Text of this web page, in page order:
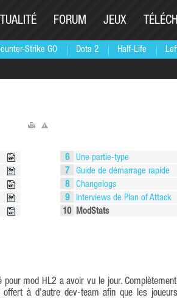
Strike GO Dota 2 Half-Life
FORUM JEUX
6
Une partie-type
7
Guide de démarrage rapide
8
Changelogs
9
Interviews de Plan of Attack
10
ModStats
à d'autre dev-team afin que les